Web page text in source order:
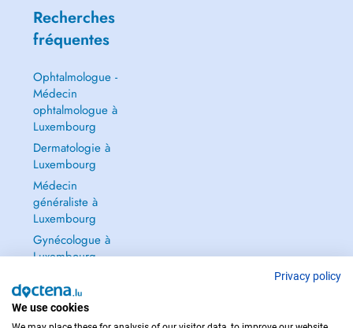
Recherches
fréquentes
Ophtalmologue -
Médecin
ophtalmologue à
Luxembourg
Dermatologie à
Luxembourg
Médecin
généraliste à
Luxembourg
Gynécologue à
Luxembourg
Privacy policy
We use cookies